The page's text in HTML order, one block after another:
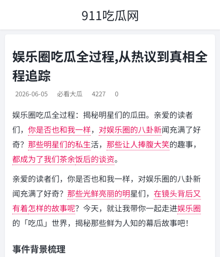
911吃瓜网
娱乐圈吃瓜全过程,从热议到真相全
程追踪
2026-06-05 必看大瓜 4227 0
娱乐圈吃瓜全过程：揭秘明星们的瓜田。亲爱的读者
们， 你是否也和我一样， 对娱乐圈的八卦新闻充满了好
奇？ 那些明星们的私生活， 那些让人捧腹大笑的趣事，
都成为了我们茶余饭后的谈资。
亲爱的读者们，你是否也和我一样，对娱乐圈的八卦新
闻充满了好奇？ 那些光鲜亮丽的明星们， 在镜头背后又
有着怎样的故事呢？今天，就让我带你一起走进娱乐圈
的「吃瓜」世界，揭秘那些鲜为人知的幕后故事吧！
事件背景梳理